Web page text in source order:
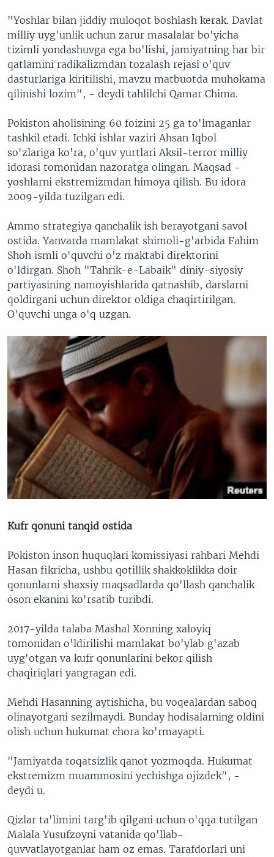
"Yoshlar bilan jiddiy muloqot boshlash kerak. Davlat
milliy uyg'unlik uchun zarur masalalar bo'yicha
tizimli yondashuvga ega bo'lishi, jamiyatning har bir
qatlamini radikalizmdan tozalash rejasi o'quv
dasturlariga kiritilishi, mavzu matbuotda muhokama
qilinishi lozim", - deydi tahlilchi Qamar Chima.
Pokiston aholisining 60 foizini 25 ga to'lmaganlar
tashkil etadi. Ichki ishlar vaziri Ahsan Iqbol
so'zlariga ko'ra, o'quv yurtlari Aksil-terror milliy
idorasi tomonidan nazoratga olingan. Maqsad -
yoshlarni ekstremizmdan himoya qilish. Bu idora
2009-yilda tuzilgan edi.
Ammo strategiya qanchalik ish berayotgani savol
ostida. Yanvarda mamlakat shimoli-g'arbida Fahim
Shoh ismli o'quvchi o'z maktabi direktorini
o'ldirgan. Shoh "Tahrik-e-Labaik" diniy-siyosiy
partiyasining namoyishlarida qatnashib, darslarni
qoldirgani uchun direktor oldiga chaqirtirilgan.
O'quvchi unga o'q uzgan.
Kufr qonuni tanqid ostida
Pokiston inson huquqlari komissiyasi rahbari Mehdi
Hasan fikricha, ushbu qotillik shakkoklikka doir
qonunlarni shaxsiy maqsadlarda qo'llash qanchalik
oson ekanini ko'rsatib turibdi.
2017-yilda talaba Mashal Xonning xaloyiq
tomonidan o'ldirilishi mamlakat bo'ylab g'azab
uyg'otgan va kufr qonunlarini bekor qilish
chaqiriqlari yangragan edi.
Mehdi Hasanning aytishicha, bu voqealardan saboq
olinayotgani sezilmaydi. Bunday hodisalarning oldini
olish uchun hukumat chora ko'rmayapti.
"Jamiyatda toqatsizlik qanot yozmoqda. Hukumat
ekstremizm muammosini yechishga ojizdek", -
deydi u.
Qizlar ta'limini targ'ib qilgani uchun o'qqa tutilgan
Malala Yusufzoyni vatanida qo'llab-
quvvatlayotganlar ham oz emas. Tarafdorlari uni